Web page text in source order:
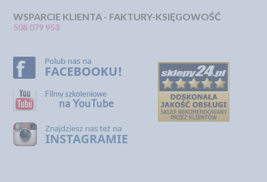
WSPARCIE KLIENTA - FAKTURY-KSIĘGOWOŚĆ
508 079 953